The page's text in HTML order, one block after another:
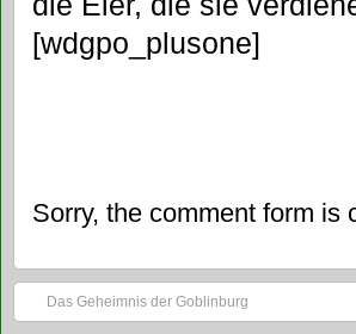
[wdgpo_plusone]
Sorry, the comment form is
Das Geheimnis der Goblinburg